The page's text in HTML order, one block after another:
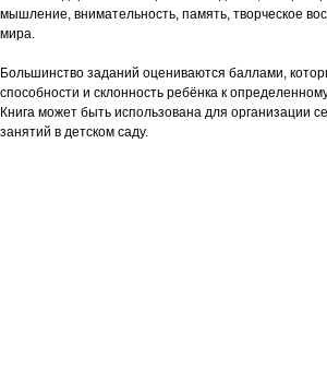
мышление, внимательность, память, творческое
мира.
Большинство заданий оцениваются баллами,
способности и склонность ребёнка к
Книга может быть использована для организации
занятий в детском саду.